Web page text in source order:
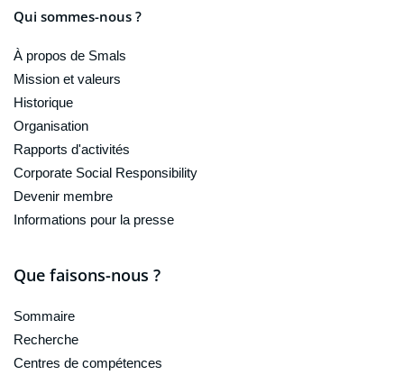
Qui sommes-nous ?
À propos de Smals
Mission et valeurs
Historique
Organisation
Rapports d'activités
Corporate Social Responsibility
Devenir membre
Informations pour la presse
Que faisons-nous ?
Sommaire
Recherche
Centres de compétences